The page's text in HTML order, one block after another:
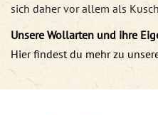
sich daher vor allem als
Unsere Wollarten und ihre
Hier findest du mehr zu